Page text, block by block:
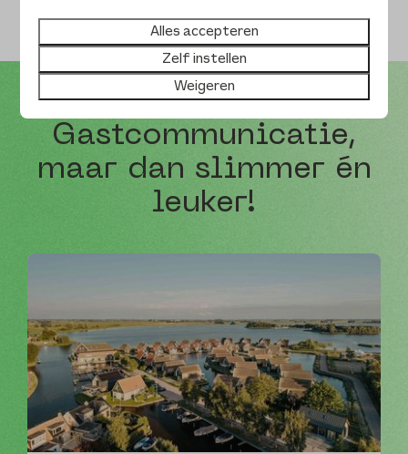
Gastcommunicatie,
maar dan slimmer én
leuker!
Alles accepteren
Zelf instellen
Weigeren